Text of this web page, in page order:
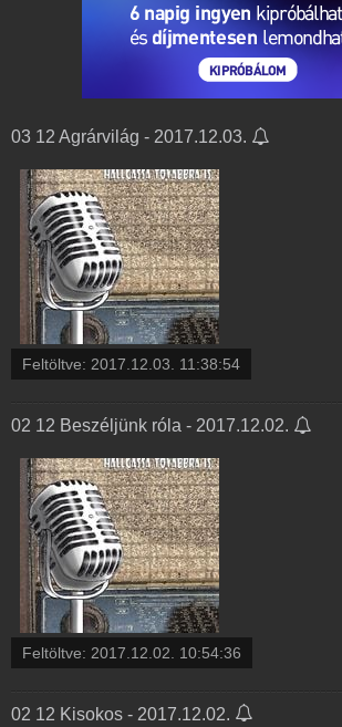
03 12 Agrárvilág - 2017.12.03.
Feltöltve: 2017.12.03. 11:38:54
02 12 Beszéljünk róla - 2017.12.02.
Feltöltve: 2017.12.02. 10:54:36
02 12 Kisokos - 2017.12.02.